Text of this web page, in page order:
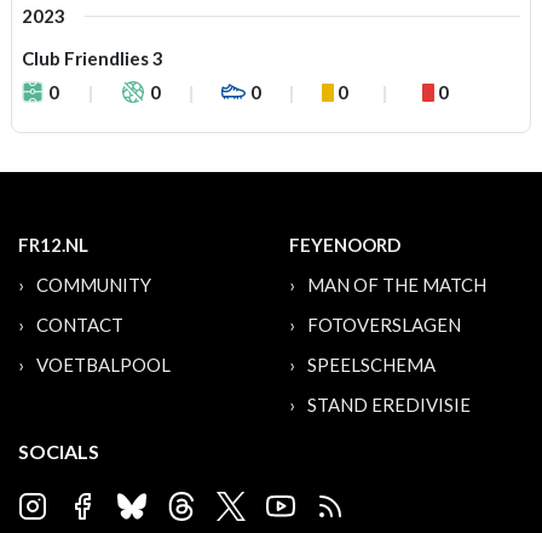
2023
Club Friendlies 3
0
0 0 0 0
FR12.NL
COMMUNITY
CONTACT
VOETBALPOOL
FEYENOORD
MAN OF THE MATCH
FOTOVERSLAGEN
SPEELSCHEMA
STAND EREDIVISIE
SOCIALS